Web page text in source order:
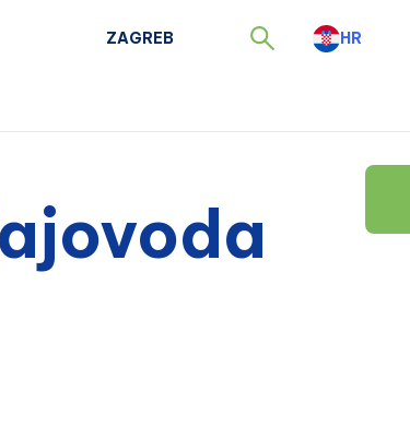
ZAGREB HR